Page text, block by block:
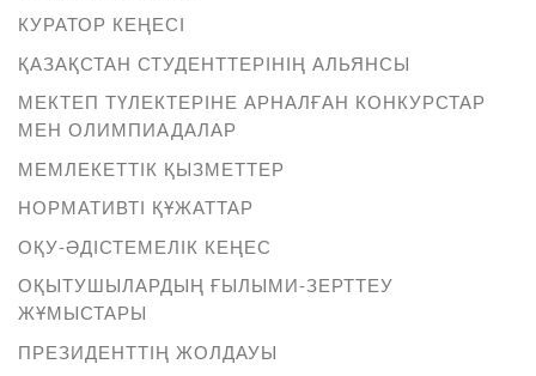
КУРАТОР КЕҢЕСІ
ҚАЗАҚСТАН СТУДЕНТТЕРІНІҢ АЛЬЯНСЫ
МЕКТЕП ТҮЛЕКТЕРІНЕ АРНАЛҒАН КОНКУРСТАР
МЕН ОЛИМПИАДАЛАР
МЕМЛЕКЕТТІК ҚЫЗМЕТТЕР
НОРМАТИВТІ ҚҰЖАТТАР
ОҚУ-ӘДІСТЕМЕЛІК КЕҢЕС
ОҚЫТУШЫЛАРДЫҢ ҒЫЛЫМИ-ЗЕРТТЕУ
ЖҰМЫСТАРЫ
ПРЕЗИДЕНТТІҢ ЖОЛДАУЫ